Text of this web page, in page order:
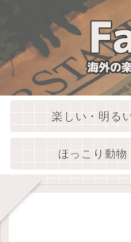
楽しい・明る
ほっこり動物